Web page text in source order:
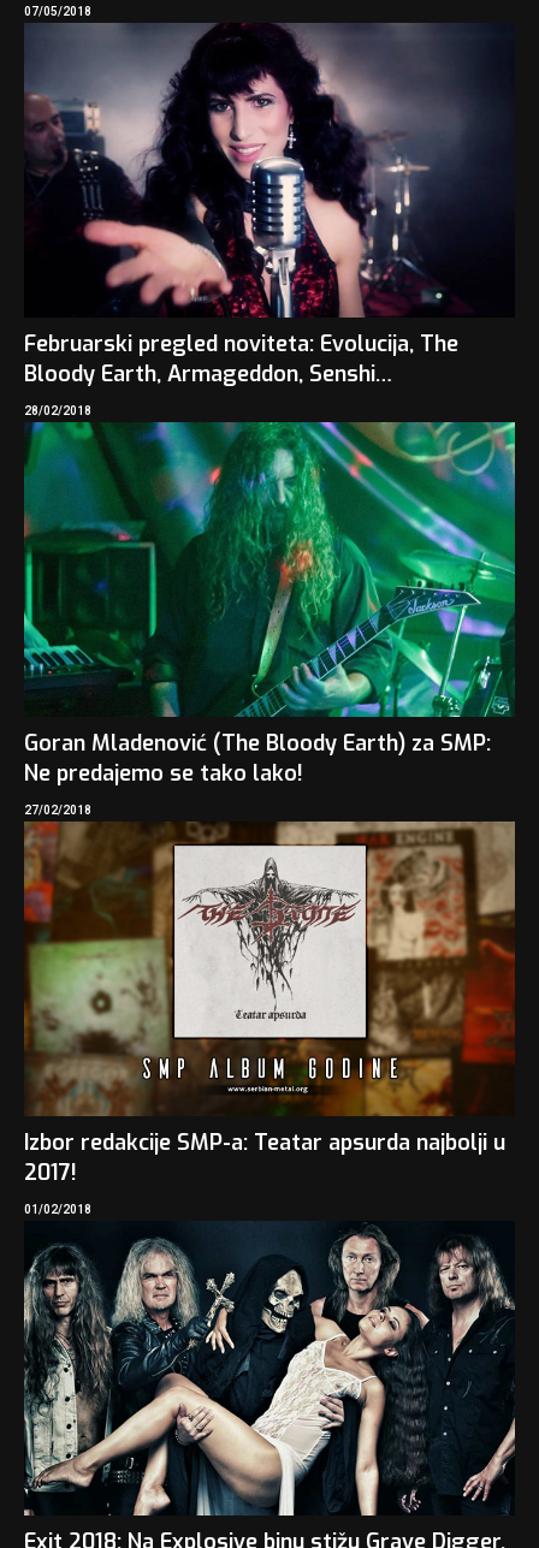
07/05/2018
Februarski pregled noviteta: Evolucija, The
Bloody Earth, Armageddon, Senshi…
28/02/2018
Goran Mladenović (The Bloody Earth) za SMP:
Ne predajemo se tako lako!
27/02/2018
Izbor redakcije SMP-a: Teatar apsurda najbolji u
2017!
01/02/2018
Exit 2018: Na Explosive binu stižu Grave Digger,